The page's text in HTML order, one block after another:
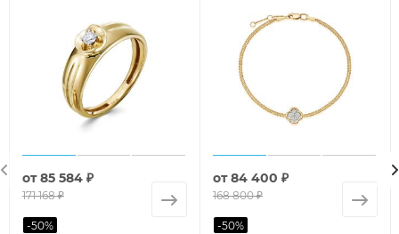
от85 584 ₽
171 168 ₽
-50%
от84 400 ₽
168 800 ₽
-50%